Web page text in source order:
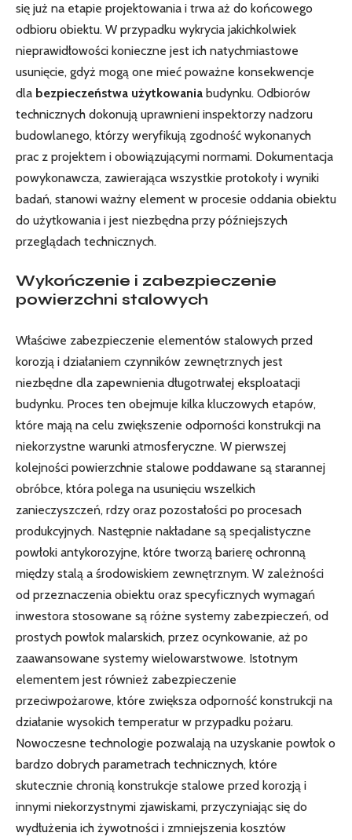
się już na etapie projektowania i trwa aż do końcowego
odbioru obiektu. W przypadku wykrycia jakichkolwiek
nieprawidłowości konieczne jest ich natychmiastowe
usunięcie, gdyż mogą one mieć poważne konsekwencje
dla bezpieczeństwa użytkowania budynku. Odbiorów
technicznych dokonują uprawnieni inspektorzy nadzoru
budowlanego, którzy weryfikują zgodność wykonanych
prac z projektem i obowiązującymi normami. Dokumentacja
powykonawcza, zawierająca wszystkie protokoły i wyniki
badań, stanowi ważny element w procesie oddania obiektu
do użytkowania i jest niezbędna przy późniejszych
przeglądach technicznych.
Wykończenie i zabezpieczenie
powierzchni stalowych
Właściwe zabezpieczenie elementów stalowych przed
korozją i działaniem czynników zewnętrznych jest
niezbędne dla zapewnienia długotrwałej eksploatacji
budynku. Proces ten obejmuje kilka kluczowych etapów,
które mają na celu zwiększenie odporności konstrukcji na
niekorzystne warunki atmosferyczne. W pierwszej
kolejności powierzchnie stalowe poddawane są starannej
obróbce, która polega na usunięciu wszelkich
zanieczyszczeń, rdzy oraz pozostałości po procesach
produkcyjnych. Następnie nakładane są specjalistyczne
powłoki antykorozyjne, które tworzą barierę ochronną
między stalą a środowiskiem zewnętrznym. W zależności
od przeznaczenia obiektu oraz specyficznych wymagań
inwestora stosowane są różne systemy zabezpieczeń, od
prostych powłok malarskich, przez ocynkowanie, aż po
zaawansowane systemy wielowarstwowe. Istotnym
elementem jest również zabezpieczenie
przeciwpożarowe, które zwiększa odporność konstrukcji na
działanie wysokich temperatur w przypadku pożaru.
Nowoczesne technologie pozwalają na uzyskanie powłok o
bardzo dobrych parametrach technicznych, które
skutecznie chronią konstrukcje stalowe przed korozją i
innymi niekorzystnymi zjawiskami, przyczyniając się do
wydłużenia ich żywotności i zmniejszenia kosztów